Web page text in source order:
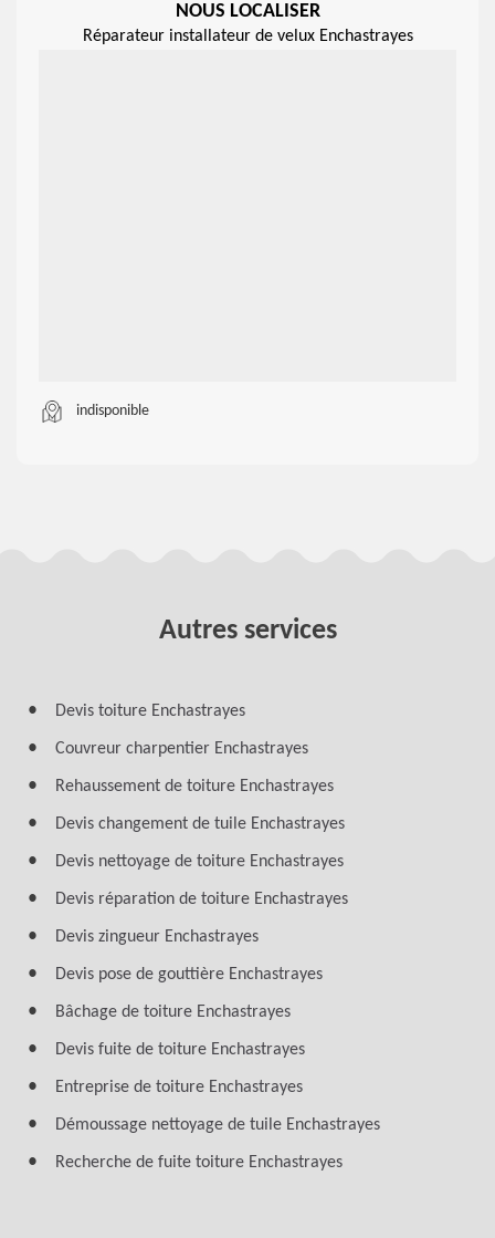
NOUS LOCALISER
Réparateur installateur de velux Enchastrayes
indisponible
Autres services
Devis toiture Enchastrayes
Couvreur charpentier Enchastrayes
Rehaussement de toiture Enchastrayes
Devis changement de tuile Enchastrayes
Devis nettoyage de toiture Enchastrayes
Devis réparation de toiture Enchastrayes
Devis zingueur Enchastrayes
Devis pose de gouttière Enchastrayes
Bâchage de toiture Enchastrayes
Devis fuite de toiture Enchastrayes
Entreprise de toiture Enchastrayes
Démoussage nettoyage de tuile Enchastrayes
Recherche de fuite toiture Enchastrayes